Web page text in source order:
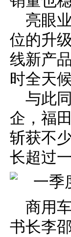
亮眼
位的升
线新产
时全天
与此
企，福
斩获不
长超过
商用
书长李